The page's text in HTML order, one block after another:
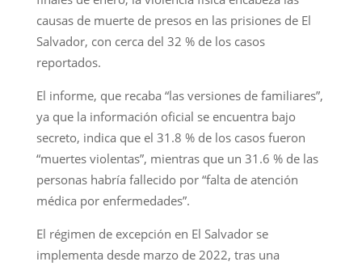
causas de muerte de presos en las prisiones de El
Salvador, con cerca del 32 % de los casos
reportados.
El informe, que recaba “las versiones de familiares”,
ya que la información oficial se encuentra bajo
secreto, indica que el 31.8 % de los casos fueron
“muertes violentas”, mientras que un 31.6 % de las
personas habría fallecido por “falta de atención
médica por enfermedades”.
El régimen de excepción en El Salvador se
implementa desde marzo de 2022, tras una